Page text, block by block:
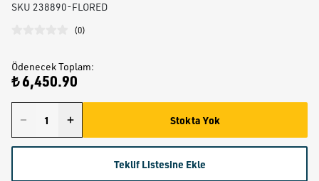
SKU 238890-FLORED
(0)
Ödenecek Toplam:
₺ 6,450.90
Stokta Yok
Teklif Listesine Ekle